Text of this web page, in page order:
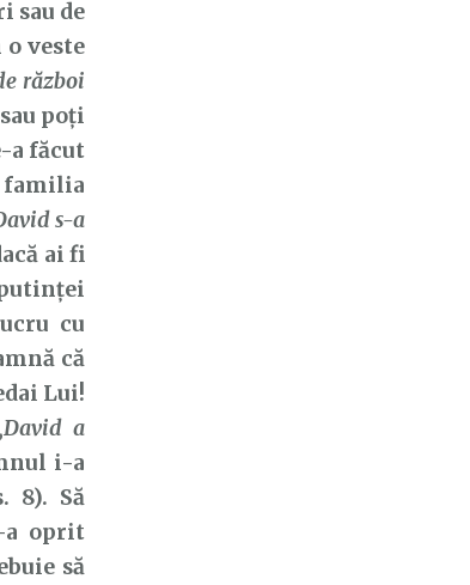
sau de
o veste
război
poți
a făcut
familia
s-a
ai fi
cu
că
Lui!
a
i-a
8). Să
a oprit
să